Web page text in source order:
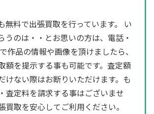
無料で出張買取を行っています。 い
うのは・・とお思いの方は、電話・
作品の情報や画像を頂けましたら、
額を提示する事も可能です。査定額
けない際はお断りいただけます。も
査定料を請求する事はございませ
買取を安心してご利用ください。